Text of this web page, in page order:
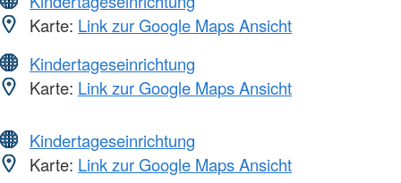
Karte: Link zur Google Maps Ansicht
Kindertageseinrichtung
Karte: Link zur Google Maps Ansicht
Kindertageseinrichtung
Karte: Link zur Google Maps Ansicht